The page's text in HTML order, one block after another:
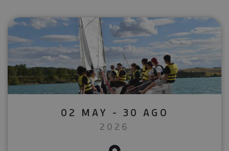
02 MAY - 30 AGO
2026